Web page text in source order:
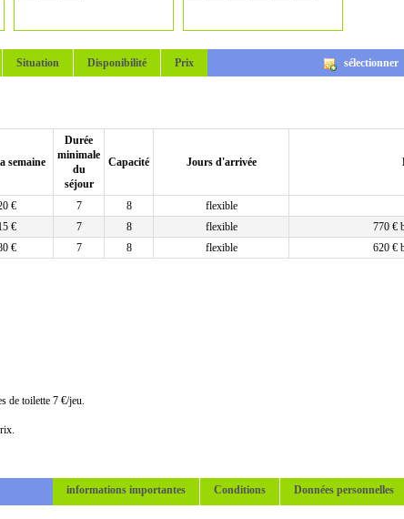
Situation Disponibilité Prix sélectionner
semaine
Durée
minimale
du
séjour
Capacité Jours d'arrivée
€ 7 8
flexible
€ 7 8 flexible
770 €
€ 7 8 flexible 620 €
de toilette 7 €/jeu.
informations importantes Conditions Données personnelles